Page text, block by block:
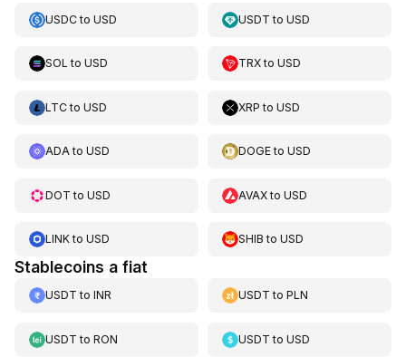
USDCto USD USDT toUSD
SOL to USD TRXtoUSD
LTCto USD XRP toUSD
ADAto USD DOGEtoUSD
DOT to USD AVAXtoUSD
LINKto USD SHIB toUSD
Stablecoins a fiat
USDT to INR USDT toPLN
USDT to RON USDT toUSD